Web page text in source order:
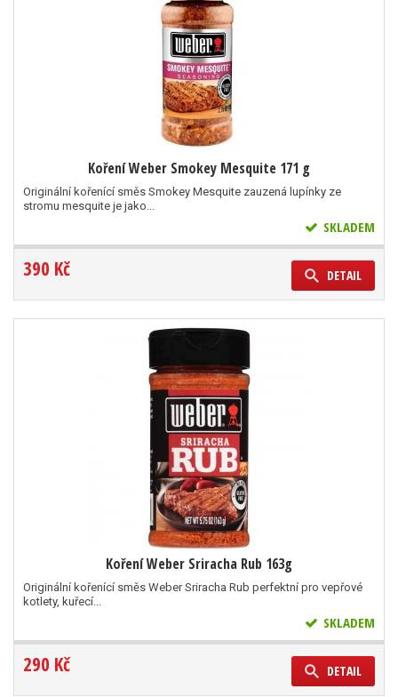
Koření Weber Smokey Mesquite 171 g
Originální kořenící směs Smokey Mesquite zauzená lupínky ze
stromu mesquite je jako...
SKLADEM
390 Kč DETAIL
Koření Weber Sriracha Rub 163g
Originální kořenící směs Weber Sriracha Rub perfektní pro vepřové
kotlety, kuřecí...
SKLADEM
290 Kč DETAIL